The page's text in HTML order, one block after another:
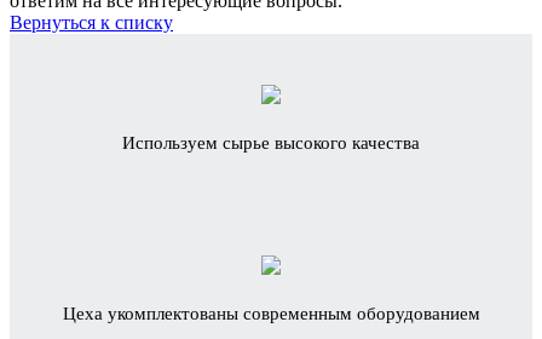
Вернуться к списку
Используем сырье высокого качества
Цеха укомплектованы современным оборудованием